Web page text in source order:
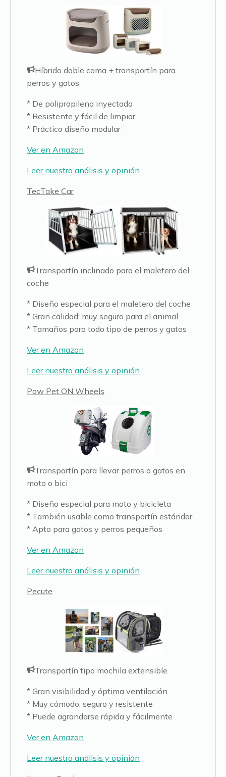
Híbrido doble cama + transportín para
perros y gatos
* De polipropileno inyectado
* Resistente y fácil de limpiar
* Práctico diseño modular
Ver en Amazon
Leer nuestro análisis y opinión
TecTake Car
Transportín inclinado para el maletero del
coche
* Diseño especial para el maletero del coche
* Gran calidad: muy seguro para el animal
* Tamaños para todo tipo de perros y gatos
Ver en Amazon
Leer nuestro análisis y opinión
Pow Pet ON Wheels
Transportín para llevar perros o gatos en
moto o bici
* Diseño especial para moto y bicicleta
* También usable como transportín estándar
* Apto para gatos y perros pequeños
Ver en Amazon
Leer nuestro análisis y opinión
Pecute
Transportín tipo mochila extensible
* Gran visibilidad y óptima ventilación
* Muy cómodo, seguro y resistente
* Puede agrandarse rápida y fácilmente
Ver en Amazon
Leer nuestro análisis y opinión